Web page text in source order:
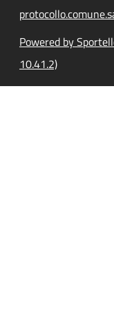
Powered by
10.41.2)